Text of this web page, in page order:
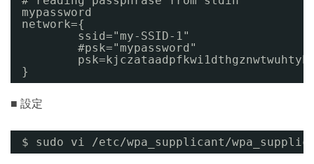
mypassword
network={
ssid="my-SSID-1"
#psk="mypassword"
}
■ 設定
$ sudo vi /etc/wpa_supplicant/